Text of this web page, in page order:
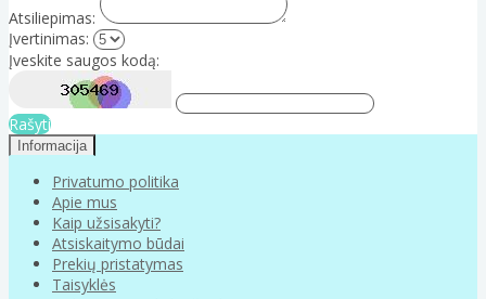
Atsiliepimas:
Įvertinimas:
Įveskite saugos kodą:
Rašyti
Informacija
Privatumo politika
Apie mus
Kaip užsisakyti?
Atsiskaitymo būdai
Prekių pristatymas
Taisyklės